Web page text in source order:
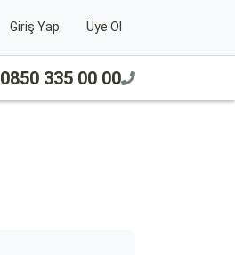
Giriş Yap Üye Ol
0850 335 00 00